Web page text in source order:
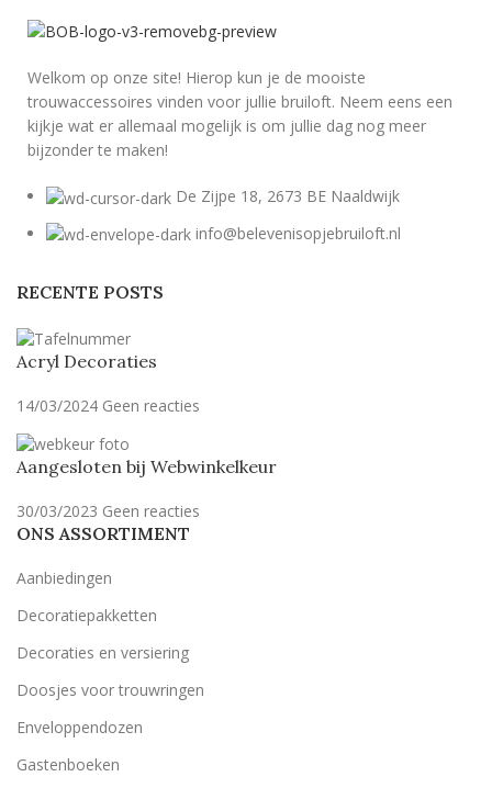
Welkom op onze site! Hierop kun je de mooiste
trouwaccessoires vinden voor jullie bruiloft. Neem eens een
kijkje wat er allemaal mogelijk is om jullie dag nog meer
bijzonder te maken!
De Zijpe 18, 2673 BE Naaldwijk
info@belevenisopjebruiloft.nl
RECENTE POSTS
Acryl Decoraties
14/03/2024 Geen reacties
Aangesloten bij Webwinkelkeur
30/03/2023 Geen reacties
ONS ASSORTIMENT
Aanbiedingen
Decoratiepakketten
Decoraties en versiering
Doosjes voor trouwringen
Enveloppendozen
Gastenboeken